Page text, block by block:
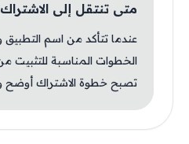
متى تنتقل إلى
عندما تتأكد من اسم التطبيق
الخطوات المناسبة للتثبيت
تصبح خطوة الاشتراك أوضح